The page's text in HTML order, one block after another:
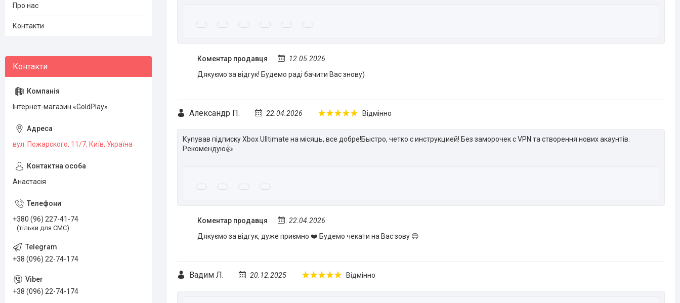
Коментар продавця
12.05.2026
Дякуємо за відгук! Будемо раді бачити Вас знову)
Александр П. 22.04.2026 Відмінно
Купував підписку Xbox Ulltimate на місяць, все добре!Быстро, четко с инструкцией! Без заморочек с VPN та створення нових акаунтів.
Рекомендую👍
Коментар продавця
22.04.2026
Дякуємо за відгук, дуже приємно ❤️ Будемо чекати на Вас зову 😊
Вадим Л. 20.12.2025 Відмінно
Про нас
Контакти
Інтернет-магазин «GoldPlay»
вул. Пожарского, 11/7, Київ, Україна
Анастасія
+380 (96) 227-41-74
(тільки для СМС)
+38 (096) 22-74-174
+38 (096) 22-74-174